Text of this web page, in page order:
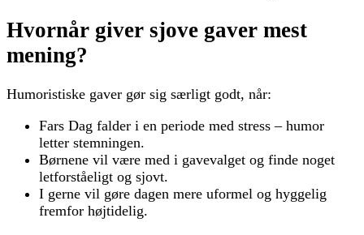
Hvornår giver sjove gaver mest
mening?
Humoristiske gaver gør sig særligt godt, når:
Fars Dag falder i en periode med stress – humor
letter stemningen.
Børnene vil være med i gavevalget og finde noget
letforståeligt og sjovt.
I gerne vil gøre dagen mere uformel og hyggelig
fremfor højtidelig.